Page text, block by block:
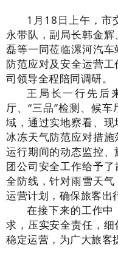
1月18日上午，市
永带队，副局长韩金
磊等一同莅临漯河汽
防范应对及安全运营
司领导全程陪同调研。
王局长一行先后
厅、“三品”检测、候
域，通过实地察看、
冰冻天气防范应对措
运行期间的动态监控
团公司安全工作给予
全防线，针对雨雪天
运营计划，确保旅客出
在接下来的工作
求，压实安全责任，
稳定运营，为广大旅客